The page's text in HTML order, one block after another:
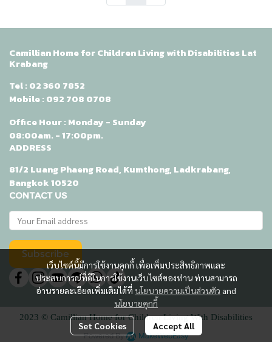
เว็บไซต์นี้มีการใช้งานคุกกี้ เพื่อเพิ่มประสิทธิภาพและ
ประสบการณ์ที่ดีในการใช้งานเว็บไซต์ของท่าน ท่านสามารถ
อ่านรายละเอียดเพิ่มเติมได้ที่ นโยบายความเป็นส่วนตัว and
นโยบายคุกกี้
Set Cookies Accept All
Camillian Home for Children Living with Disabilities Lat
Krabang
Tel : 02 360 7852
Mobile : 092 708 0708
Office Hour : Monday - Sunday
08:00am. - 17:00pm.
ADDRESS
81/2 Luang Phaeng Road, Kumthong, Ladkrabang,
Bangkok 10520
CONTACT US
Subscribe
2023 © Camillian Home for Children Living With Disabilities
Powered By MakeWebEasy